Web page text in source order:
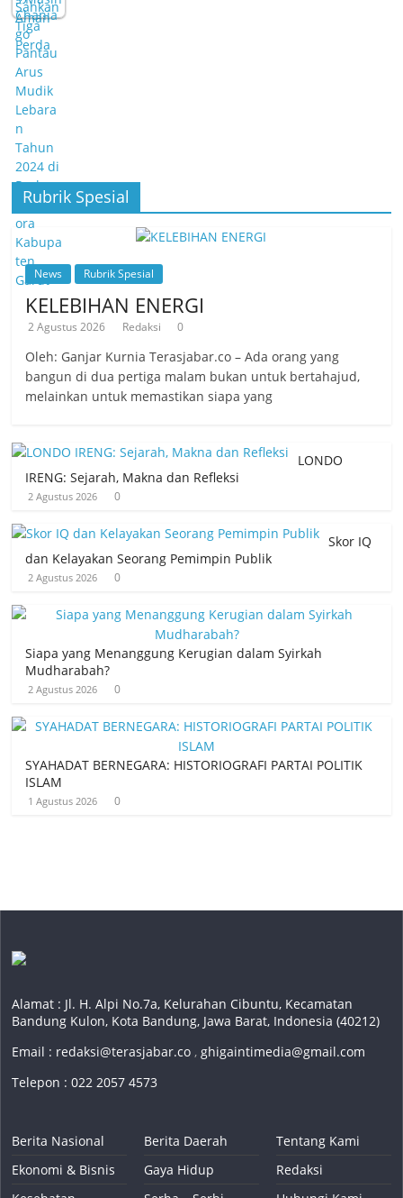
Rubrik Spesial
News Rubrik Spesial
KELEBIHAN ENERGI
2 Agustus 2026 Redaksi 0
Oleh: Ganjar Kurnia Terasjabar.co – Ada orang yang
bangun di dua pertiga malam bukan untuk bertahajud,
melainkan untuk memastikan siapa yang
LONDO
IRENG: Sejarah, Makna dan Refleksi
2 Agustus 2026 0
Skor IQ
dan Kelayakan Seorang Pemimpin Publik
2 Agustus 2026 0
Siapa yang Menanggung Kerugian dalam Syirkah
Mudharabah?
2 Agustus 2026 0
SYAHADAT BERNEGARA: HISTORIOGRAFI PARTAI POLITIK
ISLAM
1 Agustus 2026 0
Alamat : Jl. H. Alpi No.7a, Kelurahan Cibuntu, Kecamatan
Bandung Kulon, Kota Bandung, Jawa Barat, Indonesia (40212)
Email : redaksi@terasjabar.co ,ghigaintimedia@gmail.com
Telepon : 022 2057 4573
Berita Nasional
Ekonomi & Bisnis
Berita Daerah
Gaya Hidup
Tentang Kami
Redaksi